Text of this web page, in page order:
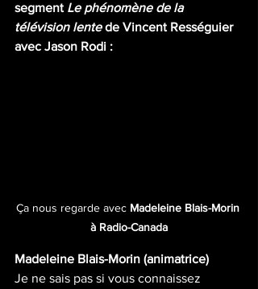
segment Le phénomène de la
télévision lente de Vincent Rességuier
avec Jason Rodi :
Ça nous regarde avec Madeleine Blais-Morin
à Radio-Canada
Madeleine Blais-Morin (animatrice)
Je ne sais pas si vous connaissez